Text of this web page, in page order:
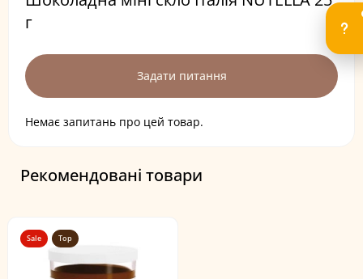
г
Задати питання
Немає запитань про цей товар.
Рекомендовані товари
Sale Top